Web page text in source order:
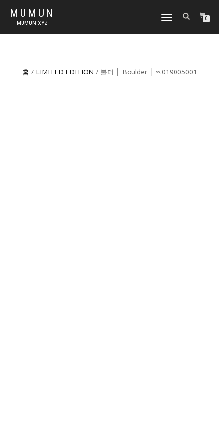
MUMUN
MUMUN.XYZ
토
내
션
0
홈 / LIMITED EDITION / 볼더 │ Boulder │ ∞.019005001